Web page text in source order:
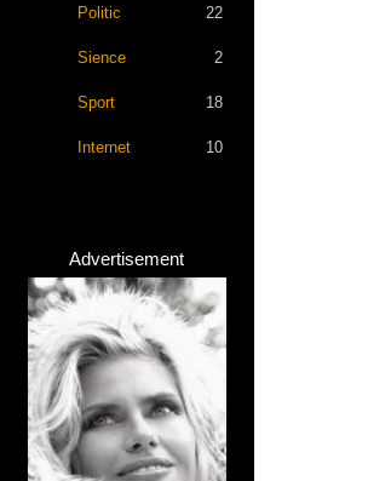
Politic 22
Sience 2
Sport 18
Internet 10
Advertisement